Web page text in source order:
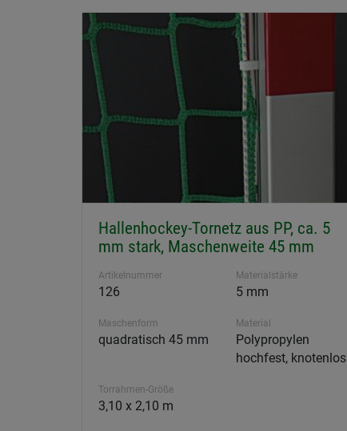
Hallenhockey-Tornetz aus PP, ca. 5
mm stark, Maschenweite 45 mm
Artikelnummer
126
Materialstärke
5 mm
Maschenform
quadratisch 45 mm
Material
Polypropylen
hochfest, knotenlos
Torrahmen-Größe
3,10 x 2,10 m